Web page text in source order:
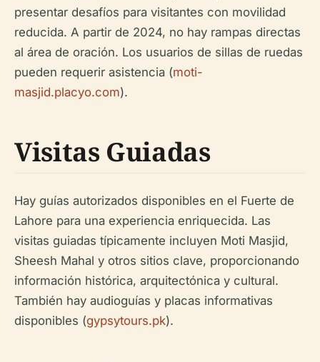
presentar desafíos para visitantes con movilidad
reducida. A partir de 2024, no hay rampas directas
al área de oración. Los usuarios de sillas de ruedas
pueden requerir asistencia (moti-
masjid.placyo.com).
Visitas Guiadas
Hay guías autorizados disponibles en el Fuerte de
Lahore para una experiencia enriquecida. Las
visitas guiadas típicamente incluyen Moti Masjid,
Sheesh Mahal y otros sitios clave, proporcionando
información histórica, arquitectónica y cultural.
También hay audioguías y placas informativas
disponibles (gypsytours.pk).